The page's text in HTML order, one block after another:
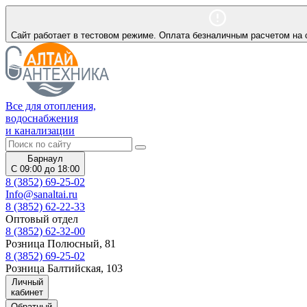
Сайт работает в тестовом режиме. Оплата безналичным расчетом на
Все для отопления,
водоснабжения
и канализации
Барнаул
С 09:00 до 18:00
8 (3852) 69-25-02
Info@sanaltai.ru
8 (3852) 62-22-33
Оптовый отдел
8 (3852) 62-32-00
Розница Полюсный, 81
8 (3852) 69-25-02
Розница Балтийская, 103
Личный
кабинет